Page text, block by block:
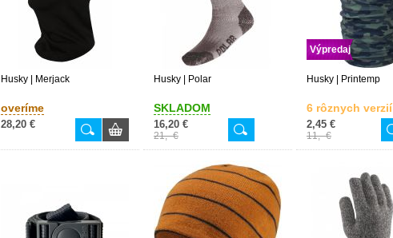
Husky | Merjack
overíme
28,20 €
Husky | Polar
SKLADOM
16,20 €
21,- €
Výpredaj
Husky | Printemp
6 rôznych verzií
2,45 €
11,- €